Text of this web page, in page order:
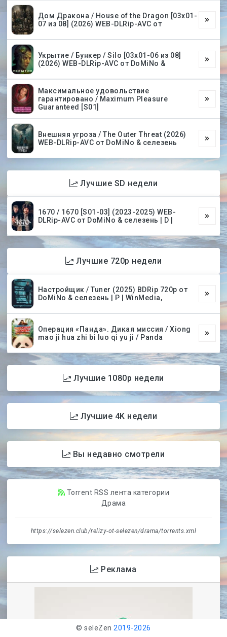
Дом Дракона / House of the Dragon [03х01-
07 из 08] (2026) WEB-DLRip-AVC от
Укрытие / Бункер / Silo [03х01-06 из 08]
(2026) WEB-DLRip-AVC от DoMiNo &
Максимальное удовольствие
гарантировано / Maximum Pleasure
Guaranteed [S01]
Внешняя угроза / The Outer Threat (2026)
WEB-DLRip-AVC от DoMiNo & селезень
Лучшие SD недели
1670 / 1670 [S01-03] (2023-2025) WEB-
DLRip-AVC от DoMiNo & селезень | D |
Лучшие 720p недели
Настройщик / Tuner (2025) BDRip 720p от
DoMiNo & селезень | P | WinMedia,
Операция «Панда». Дикая миссия / Xiong
mao ji hua zhi bi luo qi yu ji / Panda
Лучшие 1080p недели
Лучшие 4K недели
Вы недавно смотрели
Torrent RSS лента категории
Драма
https://selezen.club/relizy-ot-selezen/drama/torrents.xml
Реклама
© seleZen2019-2026